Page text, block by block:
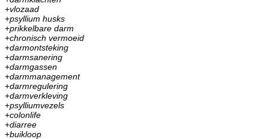
+vlozaad
+psyllium husks
+prikkelbare darm
+chronisch vermoeid
+darmontsteking
+darmsanering
+darmgassen
+darmmanagement
+darmregulering
+darmverkleving
+psylliumvezels
+colonlife
+diarree
+buikloop